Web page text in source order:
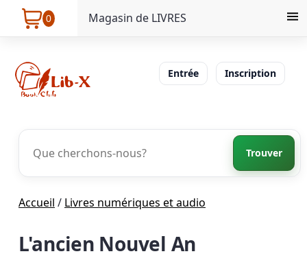
0 Magasin de LIVRES
Entrée Inscription
Trouver
Accueil / Livres numériques et audio
L'ancien Nouvel An